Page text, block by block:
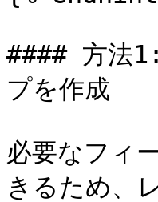
#### 方法
プを作成
必要なフィ
きるため、